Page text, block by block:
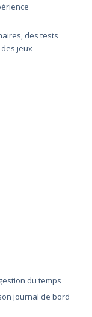
des tests
jeux
du temps
journal de bord